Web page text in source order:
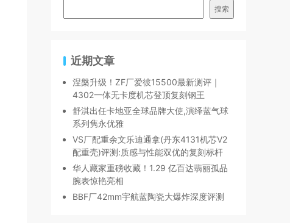
搜索
近期文章
涅槃升级！ZF厂爱彼15500最新测评｜
4302一体无卡度机芯登顶复刻钢王
舒淇出任卡地亚全球品牌大使,演绎蓝气球
系列隽永优雅
VS厂配重余文乐迪通拿(丹东4131机芯V2
配重壳)评测:质感与性能双优的复刻标杆
华人藏家重磅收藏！1.29 亿百达翡丽孤品
腕表惊艳亮相
BBF厂42mm宇航蓝陶瓷大爆炸深度评测